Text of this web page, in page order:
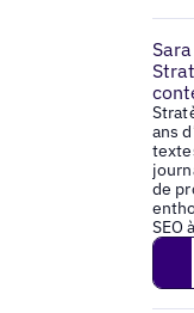
ans
de
SEO
Get